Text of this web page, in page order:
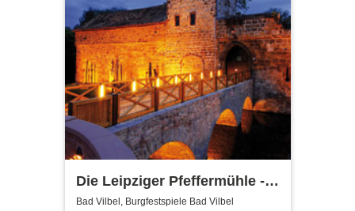
Die Leipziger Pfeffermühle -
Burgfestspiele Bad Vilbel
Bad Vilbel, Burgfestspiele Bad Vilbel